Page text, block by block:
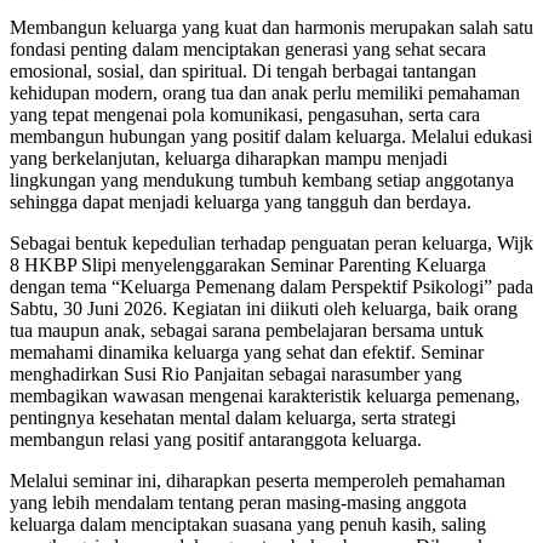
Membangun keluarga yang kuat dan harmonis merupakan salah satu
fondasi penting dalam menciptakan generasi yang sehat secara
emosional, sosial, dan spiritual. Di tengah berbagai tantangan
kehidupan modern, orang tua dan anak perlu memiliki pemahaman
yang tepat mengenai pola komunikasi, pengasuhan, serta cara
membangun hubungan yang positif dalam keluarga. Melalui edukasi
yang berkelanjutan, keluarga diharapkan mampu menjadi
lingkungan yang mendukung tumbuh kembang setiap anggotanya
sehingga dapat menjadi keluarga yang tangguh dan berdaya.
Sebagai bentuk kepedulian terhadap penguatan peran keluarga, Wijk
8 HKBP Slipi menyelenggarakan Seminar Parenting Keluarga
dengan tema “Keluarga Pemenang dalam Perspektif Psikologi” pada
Sabtu, 30 Juni 2026. Kegiatan ini diikuti oleh keluarga, baik orang
tua maupun anak, sebagai sarana pembelajaran bersama untuk
memahami dinamika keluarga yang sehat dan efektif. Seminar
menghadirkan Susi Rio Panjaitan sebagai narasumber yang
membagikan wawasan mengenai karakteristik keluarga pemenang,
pentingnya kesehatan mental dalam keluarga, serta strategi
membangun relasi yang positif antaranggota keluarga.
Melalui seminar ini, diharapkan peserta memperoleh pemahaman
yang lebih mendalam tentang peran masing-masing anggota
keluarga dalam menciptakan suasana yang penuh kasih, saling